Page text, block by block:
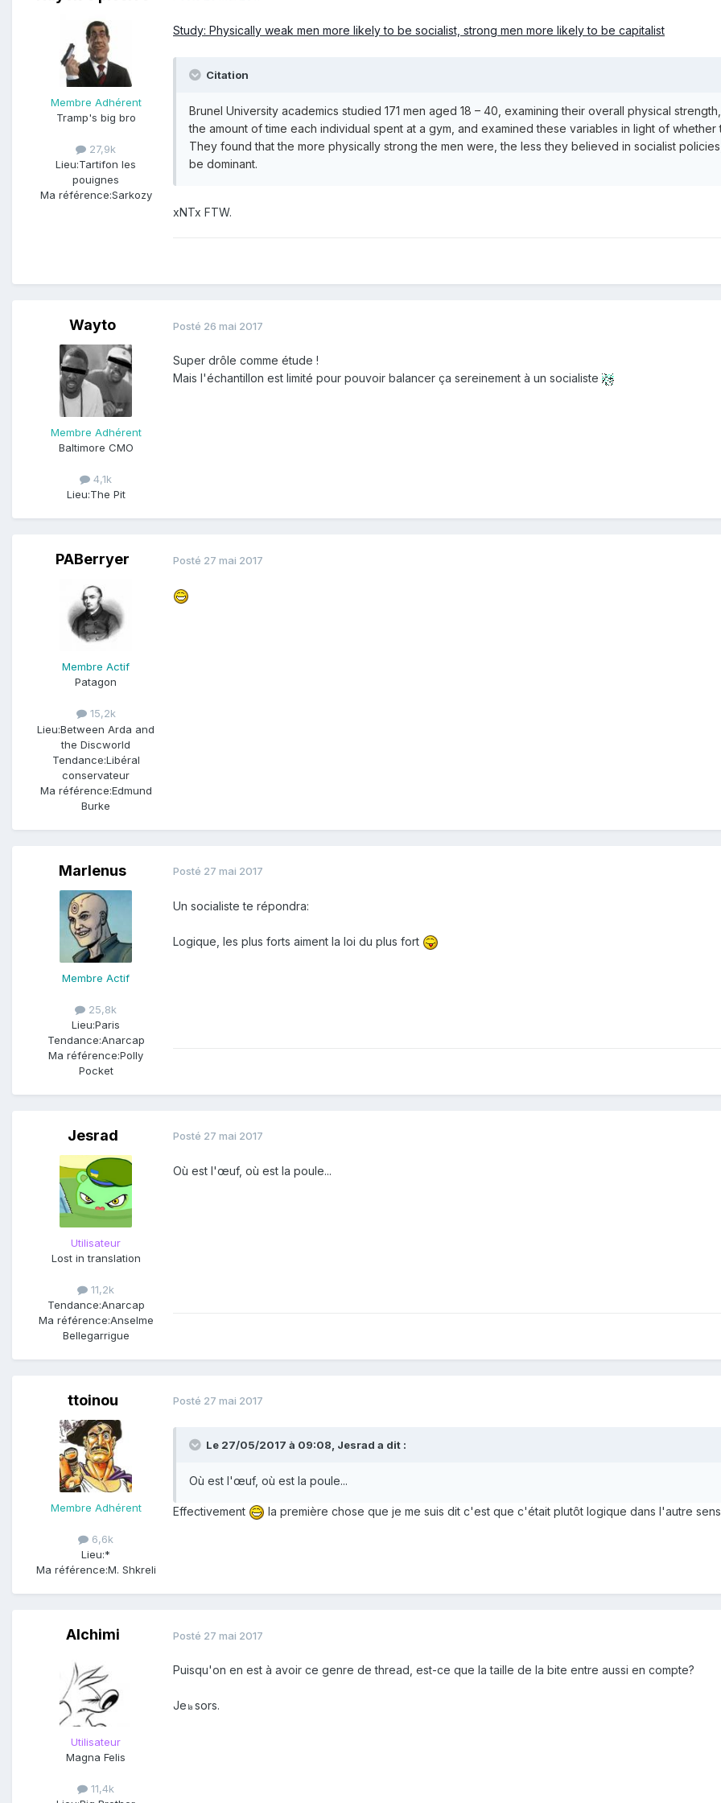
Membre Adhérent
Tramp's big bro
27,9k
Lieu:Tartifon les
pouignes
Ma référence:Sarkozy
Study: Physically weak men more likely to be socialist, strong men more likely to be capitalist
Citation
Brunel University academics studied 171 men aged 18 – 40, examining their overall physical
the amount of time each individual spent at a gym, and examined these variables in light of
They found that the more physically strong the men were, the less they believed in socialist
be dominant.
xNTx FTW.
Wayto
Membre Adhérent
Baltimore CMO
4,1k
Lieu:The Pit
Posté 26 mai 2017
Super drôle comme étude !
Mais l'échantillon est limité pour pouvoir balancer ça sereinement à un socialiste
PABerryer
Membre Actif
Patagon
15,2k
Lieu:Between Arda and
the Discworld
Tendance:Libéral
conservateur
Ma référence:Edmund
Burke
Posté 27 mai 2017
Marlenus
Membre Actif
25,8k
Lieu:Paris
Tendance:Anarcap
Ma référence:Polly
Pocket
Posté 27 mai 2017
Un socialiste te répondra:
Logique, les plus forts aiment la loi du plus fort
Jesrad
Utilisateur
Lost in translation
11,2k
Tendance:Anarcap
Ma référence:Anselme
Bellegarrigue
Posté 27 mai 2017
Où est l'œuf, où est la poule...
ttoinou
Membre Adhérent
6,6k
Lieu:*
Ma référence:M. Shkreli
Posté 27 mai 2017
Le 27/05/2017 à 09:08, Jesrad a dit :
Où est l'œuf, où est la poule...
Effectivement la première chose que je me suis dit c'est que c'était plutôt logique dans l'autre
Alchimi
Utilisateur
Magna Felis
11,4k
Posté 27 mai 2017
Puisqu'on en est à avoir ce genre de thread, est-ce que la taille de la bite entre aussi en compte?
Je la sors.